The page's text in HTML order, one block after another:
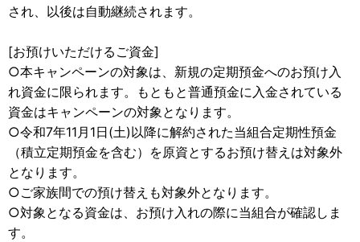
され、以後は自動継続されます。
[お預けいただけるご資金]
○本キャンペーンの対象は、新規の定期預金へのお預け入
れ資金に限られます。もともと普通預金に入金されている
資金はキャンペーンの対象となります。
○令和7年11月1日(土)以降に解約された当組合定期性預金
（積立定期預金を含む）を原資とするお預け替えは対象外
となります。
○ご家族間での預け替えも対象外となります。
○対象となる資金は、お預け入れの際に当組合が確認しま
す。